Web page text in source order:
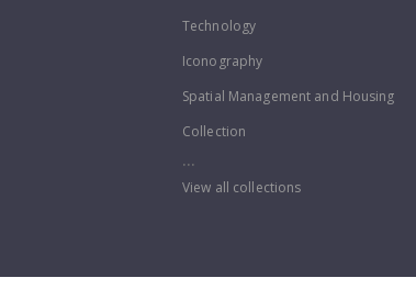
Technology
Iconography
Spatial Management and Housing
Collection
...
View all collections